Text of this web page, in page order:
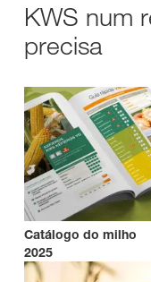
KWS num
precisa
Catálogo do milho
2025